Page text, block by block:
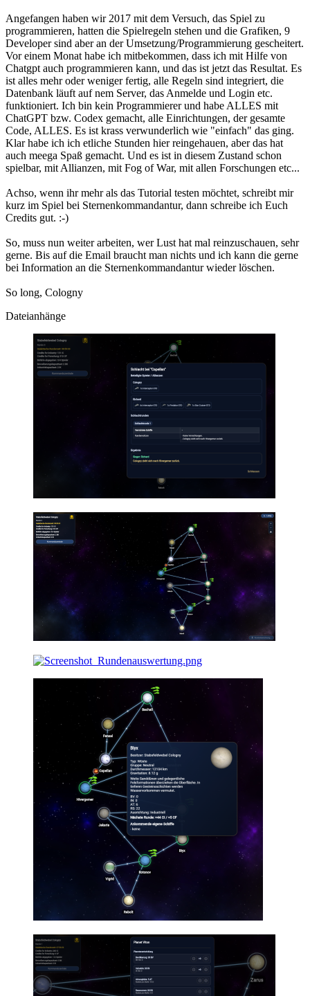
Angefangen haben wir 2017 mit dem Versuch, das Spiel zu
programmieren, hatten die Spielregeln stehen und die Grafiken, 9
Developer sind aber an der Umsetzung/Programmierung gescheitert.
Vor einem Monat habe ich mitbekommen, dass ich mit Hilfe von
Chatgpt auch programmieren kann, und das ist jetzt das Resultat. Es
ist alles mehr oder weniger fertig, alle Regeln sind integriert, die
Datenbank läuft auf nem Server, das Anmelde und Login etc.
funktioniert. Ich bin kein Programmierer und habe ALLES mit
ChatGPT bzw. Codex gemacht, alle Einrichtungen, der gesamte
Code, ALLES. Es ist krass verwunderlich wie "einfach" das ging.
Klar habe ich ich etliche Stunden hier reingehauen, aber das hat
auch meega Spaß gemacht. Und es ist in diesem Zustand schon
spielbar, mit Allianzen, mit Fog of War, mit allen Forschungen etc...
Achso, wenn ihr mehr als das Tutorial testen möchtet, schreibt mir
kurz im Spiel bei Sternenkommandantur, dann schreibe ich Euch
Credits gut. :-)
So, muss nun weiter arbeiten, wer Lust hat mal reinzuschauen, sehr
gerne. Bis auf die Email braucht man nichts und ich kann die gerne
bei Information an die Sternenkommandantur wieder löschen.
So long, Cologny
Dateianhänge